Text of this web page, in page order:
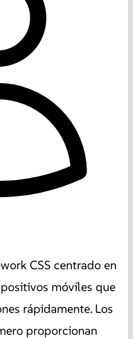
CSS centrado en
móviles que
rápidamente. Los
proporcionan